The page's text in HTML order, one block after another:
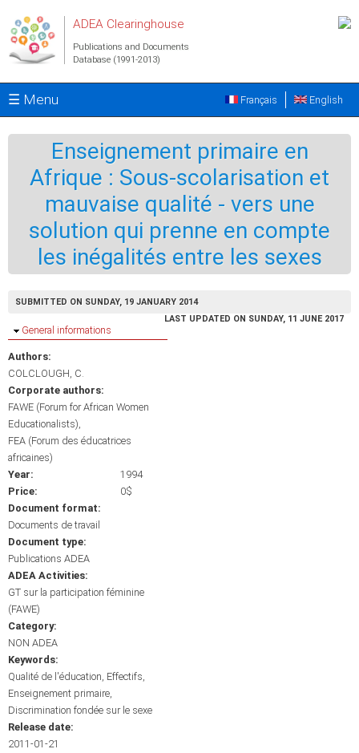
ADEA Clearinghouse
Publications and Documents
Database (1991-2013)
☰ Menu English
Français
Enseignement primaire en
Afrique : Sous-scolarisation et
mauvaise qualité - vers une
solution qui prenne en compte
les inégalités entre les sexes
SUBMITTED ON SUNDAY, 19 JANUARY 2014
LAST UPDATED ON SUNDAY, 11 JUNE 2017
Hide
General informations
Authors:
COLCLOUGH, C.
Corporate authors:
FAWE (Forum for African Women
Educationalists)
FEA (Forum des éducatrices
africaines)
Year:
1994
Price:
0$
Document format:
Documents de travail
Document type:
Publications ADEA
ADEA Activities:
GT sur la participation féminine
(FAWE)
Category:
NON ADEA
Keywords:
Qualité de l'éducation Effectifs
Enseignement primaire
Discrimination fondée sur le sexe
Release date:
2011-01-21